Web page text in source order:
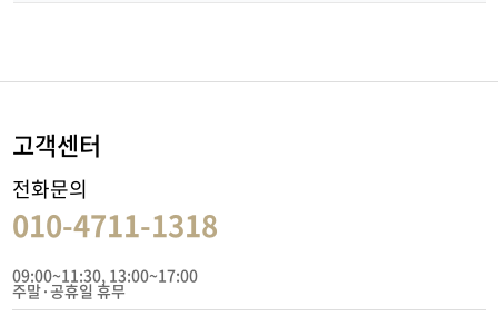
고객센터
전화문의
010-4711-1318
09:00~11:30, 13:00~17:00
주말·공휴일 휴무